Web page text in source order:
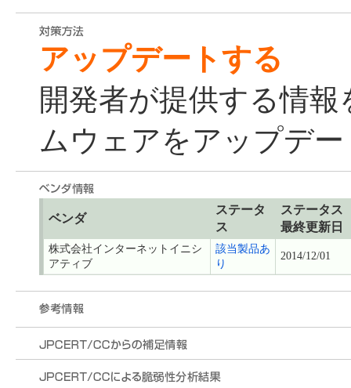
アップデートする
開発者が提供する情
ムウェアをアップデ
ベンダ
ステータ
ス
ステータス
最終更新日
株式会社インターネットイニシ
アティブ
該当製品あ
り
2014/12/01